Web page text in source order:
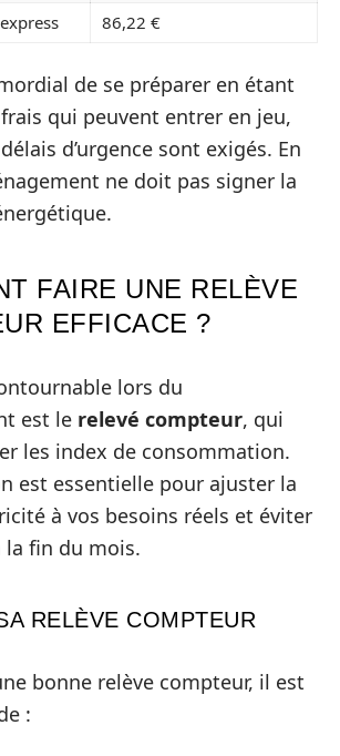
86,22 €
de se préparer en étant
qui peuvent entrer en jeu,
d’urgence sont exigés. En
ne doit pas signer la
FAIRE UNE RELÈVE
EFFICACE ?
lors du
est le relevé compteur, qui
les index de consommation.
est essentielle pour ajuster la
à vos besoins réels et éviter
la fin du mois.
RELÈVE COMPTEUR
bonne relève compteur, il est
: